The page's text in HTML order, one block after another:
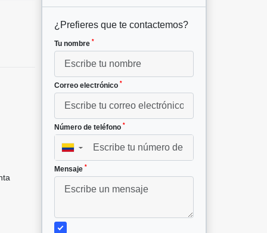
¿Prefieres que te contactemos?
Tu nombre *
Correo electrónico *
Número de teléfono *
▼
Mensaje *